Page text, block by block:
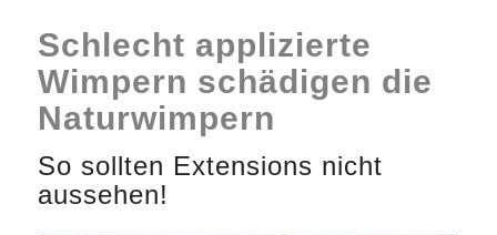
Schlecht applizierte
Wimpern schädigen die
Naturwimpern
So sollten Extensions nicht
aussehen!